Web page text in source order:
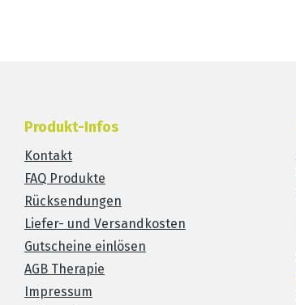
Produkt-Infos
Kontakt
FAQ Produkte
Rücksendungen
Liefer- und Versandkosten
Gutscheine einlösen
AGB Therapie
Impressum